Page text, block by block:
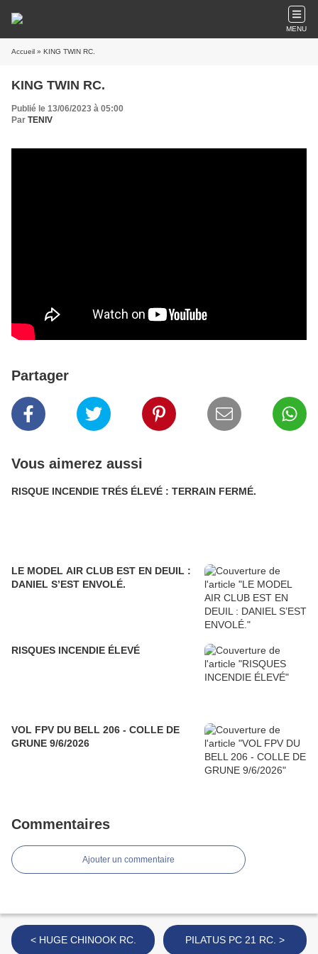
MENU
Accueil » KING TWIN RC.
KING TWIN RC.
Publié le 13/06/2023 à 05:00
Par TENIV
Partager
Vous aimerez aussi
RISQUE INCENDIE TRÉS ÉLEVÉ : TERRAIN FERMÉ.
LE MODEL AIR CLUB EST EN DEUIL :
DANIEL S’EST ENVOLÉ.
RISQUES INCENDIE ÉLEVÉ
VOL FPV DU BELL 206 - COLLE DE
GRUNE 9/6/2026
Commentaires
Ajouter un commentaire
< HUGE CHINOOK RC. PILATUS PC 21 RC. >